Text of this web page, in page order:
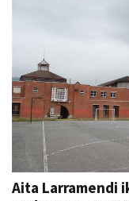
Aita Larramendi